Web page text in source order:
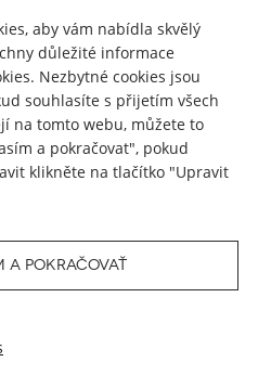
s.r.o.
aby vám nabídla skvělý
důležité informace
Nezbytné cookies jsou
souhlasíte s přijetím všech
na tomto webu, můžete to
a pokračovat", pokud
klikněte na tlačítko "Upravit
A POKRAČOVAŤ